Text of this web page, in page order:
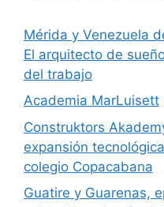
​Mérida y Venezuela
El arquitecto de
del trabajo
Academia MarLuisett
Construktors
expansión
colegio Copacabana
Guatire y Guarenas,